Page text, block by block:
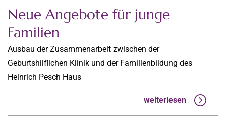
Neue Angebote für junge
Familien
Ausbau der Zusammenarbeit zwischen der
Geburtshilflichen Klinik und der Familienbildung des
Heinrich Pesch Haus
weiterlesen